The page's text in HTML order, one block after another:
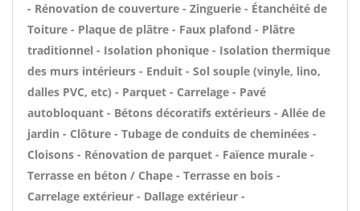
- Rénovation de couverture - Zinguerie - Étanchéité de
Toiture - Plaque de plâtre - Faux plafond - Plâtre
traditionnel - Isolation phonique - Isolation thermique
des murs intérieurs - Enduit - Sol souple (vinyle, lino,
dalles PVC, etc) - Parquet - Carrelage - Pavé
autobloquant - Bétons décoratifs extérieurs - Allée de
jardin - Clôture - Tubage de conduits de cheminées -
Cloisons - Rénovation de parquet - Faïence murale -
Terrasse en béton / Chape - Terrasse en bois -
Carrelage extérieur - Dallage extérieur -